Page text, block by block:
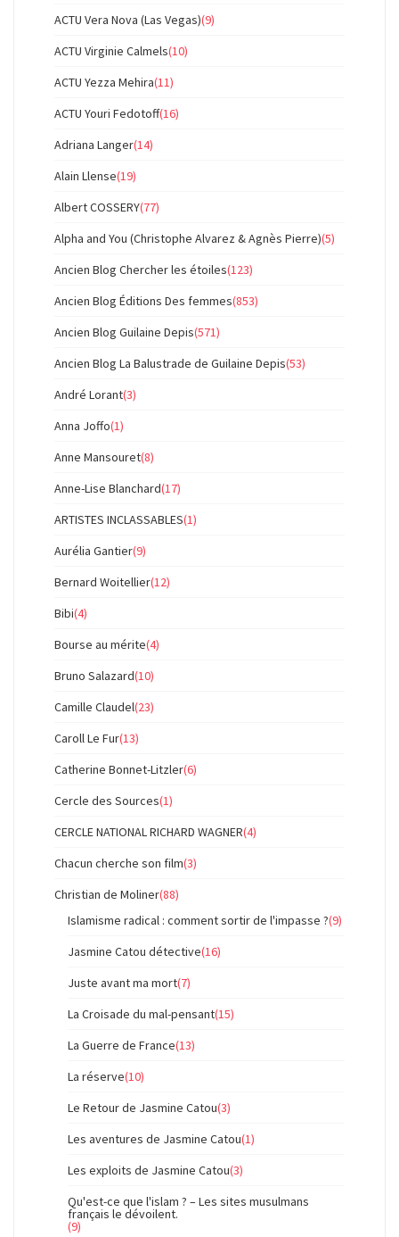
ACTU Vera Nova (Las Vegas)(9)
ACTU Virginie Calmels(10)
ACTU Yezza Mehira(11)
ACTU Youri Fedotoff(16)
Adriana Langer(14)
Alain Llense(19)
Albert COSSERY(77)
Alpha and You (Christophe Alvarez & Agnès Pierre)(5)
Ancien Blog Chercher les étoiles(123)
Ancien Blog Éditions Des femmes(853)
Ancien Blog Guilaine Depis(571)
Ancien Blog La Balustrade de Guilaine Depis(53)
André Lorant(3)
Anna Joffo(1)
Anne Mansouret(8)
Anne-Lise Blanchard(17)
ARTISTES INCLASSABLES(1)
Aurélia Gantier(9)
Bernard Woitellier(12)
Bibi(4)
Bourse au mérite(4)
Bruno Salazard(10)
Camille Claudel(23)
Caroll Le Fur(13)
Catherine Bonnet-Litzler(6)
Cercle des Sources(1)
CERCLE NATIONAL RICHARD WAGNER(4)
Chacun cherche son film(3)
Christian de Moliner(88)
Islamisme radical : comment sortir de l'impasse ?(9)
Jasmine Catou détective(16)
Juste avant ma mort(7)
La Croisade du mal-pensant(15)
La Guerre de France(13)
La réserve(10)
Le Retour de Jasmine Catou(3)
Les aventures de Jasmine Catou(1)
Les exploits de Jasmine Catou(3)
Qu'est-ce que l'islam ? – Les sites musulmans
français le dévoilent.
(9)